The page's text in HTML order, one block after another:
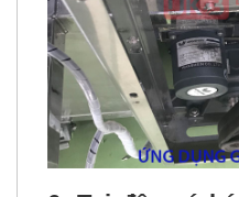
6. Tại đây có